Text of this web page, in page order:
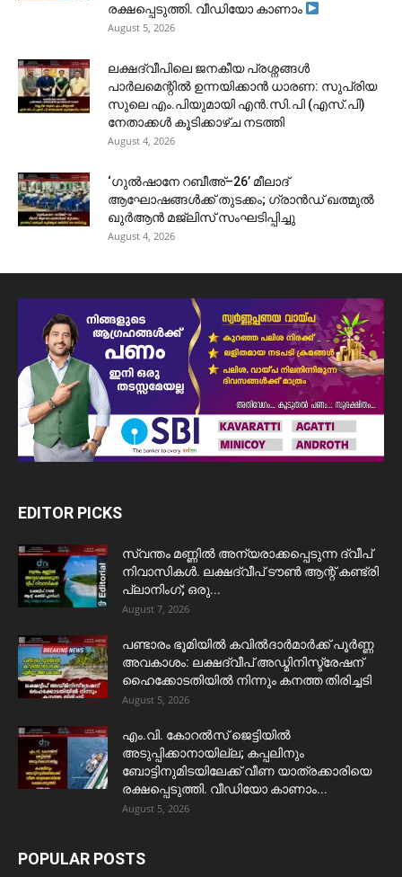
രക്ഷപ്പെടുത്തി. വീഡിയോ കാണാം
August 5, 2026
ലക്ഷദ്വീപിലെ ജനകീയ പ്രശ്നങ്ങൾ
പാർലമെന്റിൽ ഉന്നയിക്കാൻ ധാരണ: സുപ്രിയ
സുലെ എം.പിയുമായി എൻ.സി.പി (എസ്.പി)
നേതാക്കൾ കൂടിക്കാഴ്ച നടത്തി
August 4, 2026
‘ഗുൽഷാനേ റബീഅ്–26’ മീലാദ്
ആഘോഷങ്ങൾക്ക് തുടക്കം; ഗ്രാൻഡ് ഖത്മുൽ
ഖുർആൻ മജ്‌ലിസ് സംഘടിപ്പിച്ചു
August 4, 2026
EDITOR PICKS
സ്വന്തം മണ്ണിൽ അന്യരാക്കപ്പെടുന്ന ദ്വീപ്
നിവാസികൾ. ലക്ഷദ്വീപ് ടൗൺ ആന്റ് കണ്ട്രി
പ്ലാനിംഗ്; ഒരു...
August 7, 2026
പണ്ടാരം ഭൂമിയിൽ കവിൽദാർമാർക്ക് പൂർണ്ണ
അവകാശം: ലക്ഷദ്വീപ് അഡ്മിനിസ്ട്രേഷന്
ഹൈക്കോടതിയിൽ നിന്നും കനത്ത തിരിച്ചടി
August 5, 2026
​എം.വി. കോറൽസ് ജെട്ടിയിൽ
അടുപ്പിക്കാനായില്ല; കപ്പലിനും
ബോട്ടിനുമിടയിലേക്ക് വീണ യാത്രക്കാരിയെ
രക്ഷപ്പെടുത്തി. വീഡിയോ കാണാം...
August 5, 2026
POPULAR POSTS